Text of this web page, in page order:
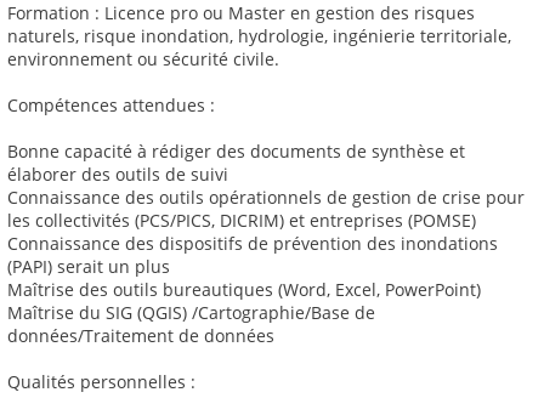
Formation : Licence pro ou Master en gestion des risques
naturels, risque inondation, hydrologie, ingénierie territoriale,
environnement ou sécurité civile.
Compétences attendues :
Bonne capacité à rédiger des documents de synthèse et
élaborer des outils de suivi
Connaissance des outils opérationnels de gestion de crise pour
les collectivités (PCS/PICS, DICRIM) et entreprises (POMSE)
Connaissance des dispositifs de prévention des inondations
(PAPI) serait un plus
Maîtrise des outils bureautiques (Word, Excel, PowerPoint)
Maîtrise du SIG (QGIS) /Cartographie/Base de
données/Traitement de données
Qualités personnelles :